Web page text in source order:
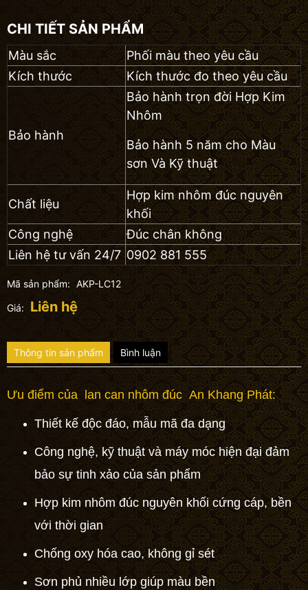
CHI TIẾT SẢN PHẨM
Màu sắc
Phối màu theo yêu cầu
Kích thước
Kích thước đo theo yêu cầu
Bảo hành
Bảo hành trọn đời Hợp Kim
Nhôm
Bảo hành 5 năm cho Màu
sơn Và Kỹ thuật
Chất liệu
Hợp kim nhôm đúc nguyên
khối
Công nghệ
Đúc chân không
Liên hệ tư vấn 24/7 0902 881 555
Mã sản phẩm: AKP-LC12
Giá: Liên hệ
Thông tin sản phẩm Bình luận
Ưu điểm của lan can nhôm đúc An Khang Phát:
Thiết kế độc đáo, mẫu mã đa dạng
Công nghệ, kỹ thuật và máy móc hiện đại đảm
bảo sự tinh xảo của sản phẩm
Hợp kim nhôm đúc nguyên khối cứng cáp, bền
với thời gian
Chống oxy hóa cao, không gỉ sét
Sơn phủ nhiều lớp giúp màu bền